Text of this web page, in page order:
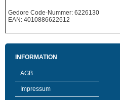
Gedore Code-Nummer: 6226130
EAN: 4010886622612
INFORMATION
AGB
Impressum